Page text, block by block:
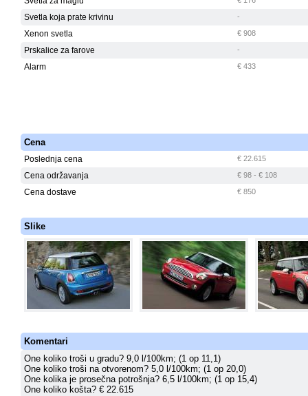
Svetla koja prate krivinu -
Xenon svetla € 908
Prskalice za farove -
Alarm € 433
Cena
Poslednja cena € 22.615
Cena održavanja € 98 - € 108
Cena dostave € 850
Slike
Komentari
One koliko troši u gradu? 9,0 l/100km; (1 op 11,1)
One koliko troši na otvorenom? 5,0 l/100km; (1 op 20,0)
One kolika je prosečna potrošnja? 6,5 l/100km; (1 op 15,4)
One koliko košta? € 22.615